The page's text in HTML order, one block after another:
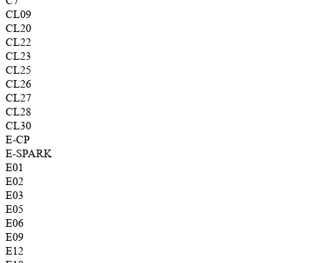
CL09
CL20
CL22
CL23
CL25
CL26
CL27
CL28
CL30
E-CP
E-SPARK
E01
E02
E03
E05
E06
E09
E12